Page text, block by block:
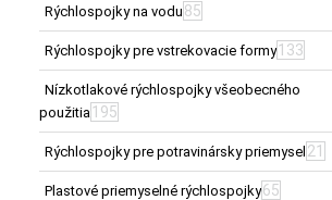
Rýchlospojky na vodu 85
Rýchlospojky pre vstrekovacie formy 133
Nízkotlakové rýchlospojky všeobecného
použitia 195
Rýchlospojky pre potravinársky priemysel 21
Plastové priemyselné rýchlospojky65